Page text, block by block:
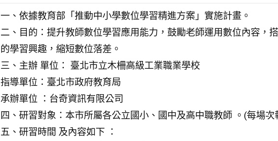
一、依據教育部「推動中小學數位學習精進方案」實施計畫。
二、目的：提升教師數位學習應用能力，鼓勵老師運用數位內容，
的學習興趣，縮短數位落差。
三、主辦 單位： 臺北市立木柵高級工業職業學校
指導單位：臺北市政府教育局
承辦單位 ：台奇資訊有限公司
四、研習對象：本市所屬各公立國小、國中及高中職教師 。(每場
五、研習時間 及內容如下 ：